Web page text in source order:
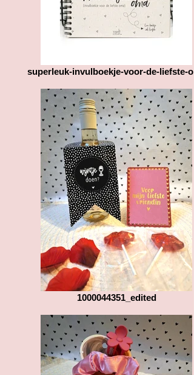
adres af te komen halen.
Heeft u bepaalde vragen over het
product of de verzending
superleuk-invulboekje-voor-de-liefste-
1000044351_edited